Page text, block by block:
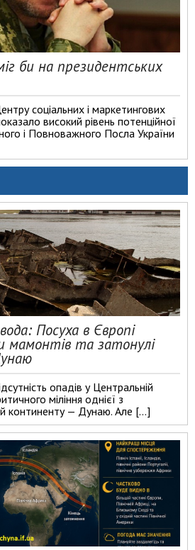
би на президентських
соціальних і маркетингових
високий рівень потенційної
і Повноважного Посла України
Посуха в Європі
мамонтів та затонулі
опадів у Центральній
міління однієї з
континенту — Дунаю. Але […]